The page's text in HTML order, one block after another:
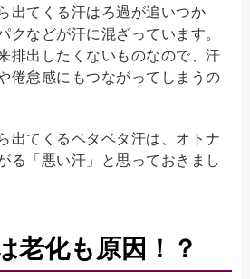
出てくる汗はろ過が追いつか
クなどが汗に混ざっています。
排出したくないものなので、汗
倦怠感にもつながってしまうの
出てくるベタベタ汗は、オトナ
る「悪い汗」と思っておきまし
老化も原因！？